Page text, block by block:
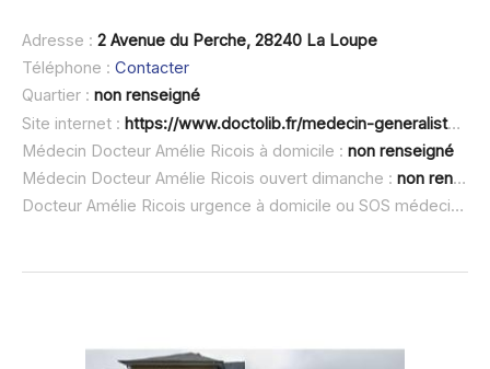
Adresse : 2 Avenue du Perche, 28240 La Loupe
Téléphone : Contacter
Quartier : non renseigné
Site internet : https://www.doctolib.fr/medecin-generaliste/la-loupe/amelie-ricois
Médecin Docteur Amélie Ricois à domicile : non renseigné
Médecin Docteur Amélie Ricois ouvert dimanche : non renseigné
Docteur Amélie Ricois urgence à domicile ou SOS médecin :